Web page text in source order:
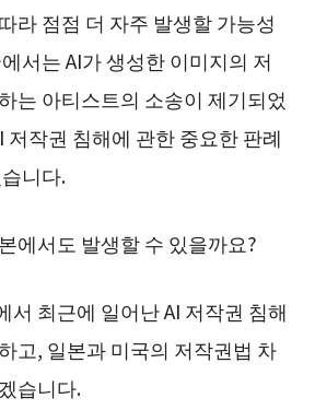
라 점점 더 자주 발생할 가능성
서는 AI가 생성한 이미지의 저
는 아티스트의 소송이 제기되었
저작권 침해에 관한 중요한 판례
니다.
에서도 발생할 수 있을까요?
서 최근에 일어난 AI 저작권 침해
고, 일본과 미국의 저작권법 차
습니다.